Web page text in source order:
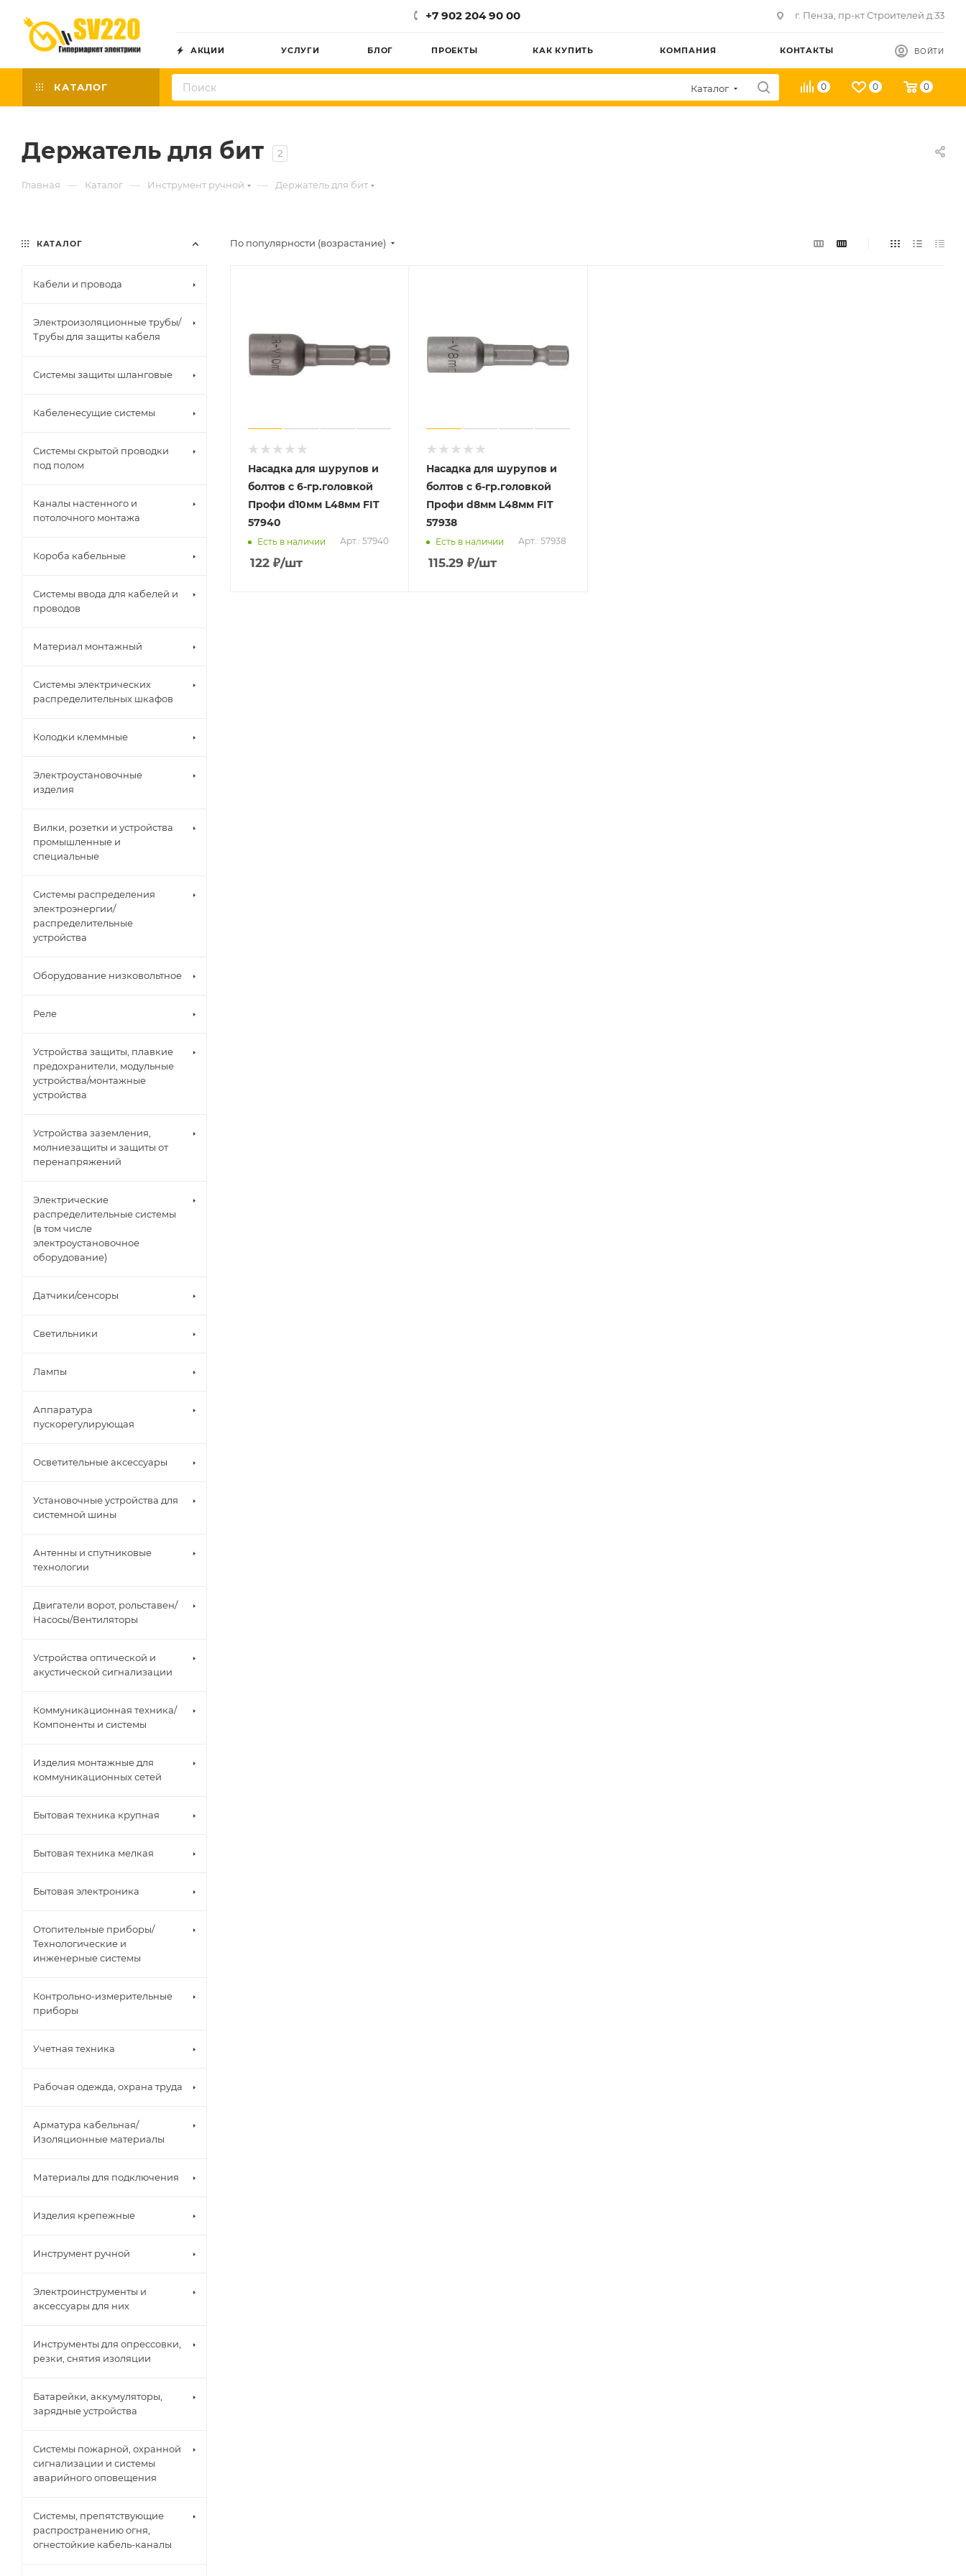
+7 902 204 90 00 г. Пенза, пр-кт Строителей д.33
АКЦИИ УСЛУГИ БЛОГ ПРОЕКТЫ КАК КУПИТЬ КОМПАНИЯ КОНТАКТЫ ВОЙТИ
КАТАЛОГ Каталог 0 0 0
Держатель для бит 2
Главная — Каталог — Инструмент ручной — Держатель для бит
По популярности (возрастание)
Насадка для шурупов и
болтов с 6-гр.головкой
Профи d10мм L48мм FIT
57940
Есть в наличии Арт.: 57940
122 ₽/шт
Насадка для шурупов и
болтов с 6-гр.головкой
Профи d8мм L48мм FIT
57938
Есть в наличии Арт.: 57938
115.29 ₽/шт
КАТАЛОГ
Кабели и провода
Электроизоляционные трубы/
Трубы для защиты кабеля
Системы защиты шланговые
Кабеленесущие системы
Системы скрытой проводки
под полом
Каналы настенного и
потолочного монтажа
Короба кабельные
Системы ввода для кабелей и
проводов
Материал монтажный
Системы электрических
распределительных шкафов
Колодки клеммные
Электроустановочные
изделия
Вилки, розетки и устройства
промышленные и
специальные
Системы распределения
электроэнергии/
распределительные
устройства
Оборудование низковольтное
Реле
Устройства защиты, плавкие
предохранители, модульные
устройства/монтажные
устройства
Устройства заземления,
молниезащиты и защиты от
перенапряжений
Электрические
распределительные системы
(в том числе
электроустановочное
оборудование)
Датчики/сенсоры
Светильники
Лампы
Аппаратура
пускорегулирующая
Осветительные аксессуары
Установочные устройства для
системной шины
Антенны и спутниковые
технологии
Двигатели ворот, рольставен/
Насосы/Вентиляторы
Устройства оптической и
акустической сигнализации
Коммуникационная техника/
Компоненты и системы
Изделия монтажные для
коммуникационных сетей
Бытовая техника крупная
Бытовая техника мелкая
Бытовая электроника
Отопительные приборы/
Технологические и
инженерные системы
Контрольно-измерительные
приборы
Учетная техника
Рабочая одежда, охрана труда
Арматура кабельная/
Изоляционные материалы
Материалы для подключения
Изделия крепежные
Инструмент ручной
Электроинструменты и
аксессуары для них
Инструменты для опрессовки,
резки, снятия изоляции
Батарейки, аккумуляторы,
зарядные устройства
Системы пожарной, охранной
сигнализации и системы
аварийного оповещения
Системы, препятствующие
распространению огня,
огнестойкие кабель-каналы